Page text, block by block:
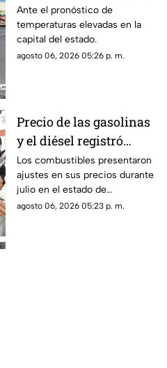
altas temperaturas en
Chihuahua
Ante el pronóstico de
temperaturas elevadas en la
capital del estado.
agosto 06, 2026 05:26 p. m.
Precio de las gasolinas
y el diésel registró
variaciones en
Chihuahua durante
julio | VIDEO
Los combustibles presentaron
ajustes en sus precios durante
julio en el estado de
Chihuahua.
agosto 06, 2026 05:23 p. m.